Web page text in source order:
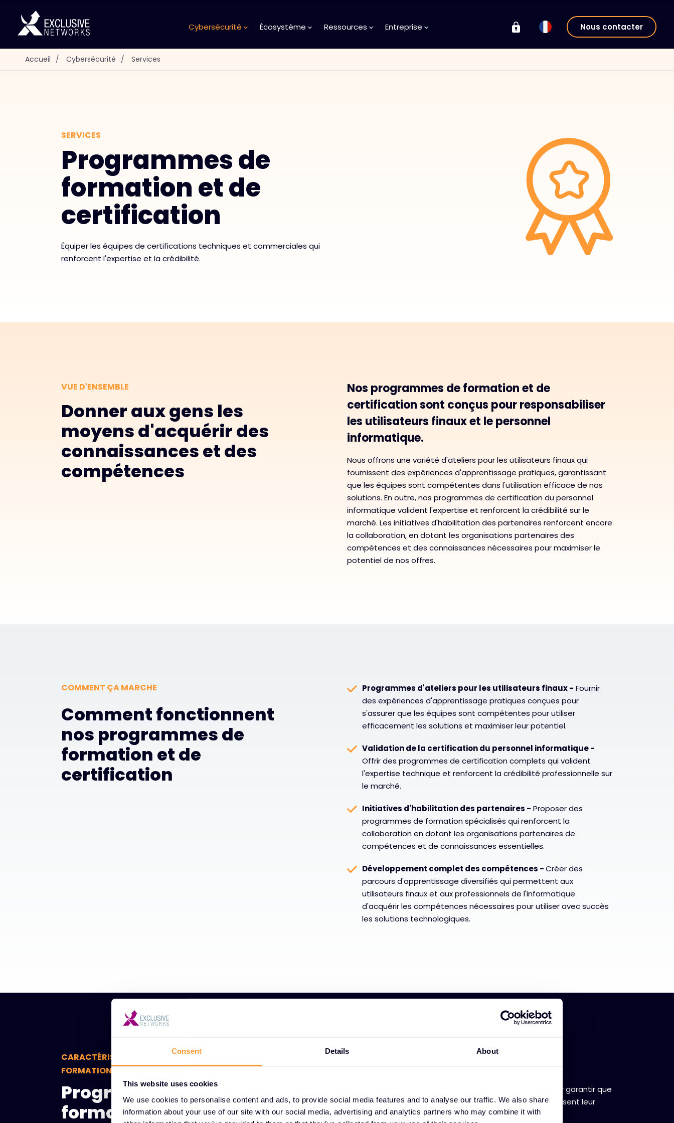
Consent Details About
This website uses cookies
We use cookies to personalise content and ads, to provide social media features and to analyse our traffic. We also share
information about your use of our site with our social media, advertising and analytics partners who may combine it with
Cybersécurité Écosystème Ressources Entreprise Nous contacter
Accueil / Cybersécurité / Services
SERVICES
Programmes de
formation et de
certification
Équiper les équipes de certifications techniques et commerciales qui
renforcent l'expertise et la crédibilité.
VUE D'ENSEMBLE
Donner aux gens les
moyens d'acquérir des
connaissances et des
compétences
Nos programmes de formation et de
certification sont conçus pour responsabiliser
les utilisateurs finaux et le personnel
informatique.
Nous offrons une variété d'ateliers pour les utilisateurs finaux qui
fournissent des expériences d'apprentissage pratiques, garantissant
que les équipes sont compétentes dans l'utilisation efficace de nos
solutions. En outre, nos programmes de certification du personnel
informatique valident l'expertise et renforcent la crédibilité sur le
marché. Les initiatives d'habilitation des partenaires renforcent encore
la collaboration, en dotant les organisations partenaires des
compétences et des connaissances nécessaires pour maximiser le
potentiel de nos offres.
COMMENT ÇA MARCHE
Comment fonctionnent
nos programmes de
formation et de
certification
Programmes d'ateliers pour les utilisateurs finaux - Fournir
des expériences d'apprentissage pratiques conçues pour
s'assurer que les équipes sont compétentes pour utiliser
efficacement les solutions et maximiser leur potentiel.
Validation de la certification du personnel informatique -
Offrir des programmes de certification complets qui valident
l'expertise technique et renforcent la crédibilité professionnelle sur
le marché.
Initiatives d'habilitation des partenaires - Proposer des
programmes de formation spécialisés qui renforcent la
collaboration en dotant les organisations partenaires de
compétences et de connaissances essentielles.
Développement complet des compétences -Créer des
parcours d'apprentissage diversifiés qui permettent aux
utilisateurs finaux et aux professionnels de l'informatique
d'acquérir les compétences nécessaires pour utiliser avec succès
les solutions technologiques.
CARACTÉRISTIQUES DES PROGRAMMES DE
FORMATION ET DE CERTIFICATION UNIQUES
Programmes de
formation et de
Programmes d'ateliers pour les
Des expériences d'apprentissage pratiques conçues pour garantir que
les équipes utilisent efficacement les solutions et maximisent leur
potentiel opérationnel.